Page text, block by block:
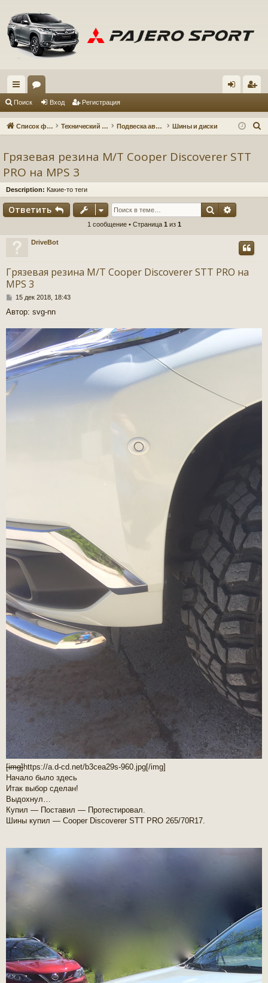
с
ы
и
ум д ис
ац
Поиск Вход Регистрация
Список форумов Технический форум Подвеска автомобиля Шины и диски
Грязевая резина M/T Cooper Discoverer STT
PRO на MPS 3
Description: Какие-то теги
Ответить Поиск
1 сообщение • Страница 1 из 1
DriveBot
Грязевая резина M/T Cooper Discoverer STT PRO на
MPS 3
С
о
щ
е
н
и
е
15 дек 2018, 18:43
Автор: svg-nn
[img]https://a.d-cd.net/b3cea29s-960.jpg[/img]
Начало было здесь
Итак выбор сделан!
Выдохнул…
Купил — Поставил — Протестировал.
Шины купил — Cooper Discoverer STT PRO 265/70R17.